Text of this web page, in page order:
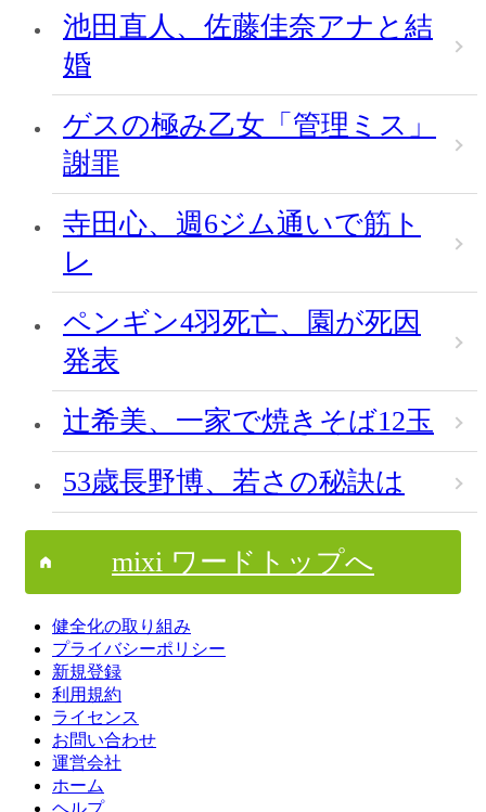
池田直人、佐藤佳奈アナと結
婚
ゲスの極み乙女「管理ミス」
謝罪
寺田心、週6ジム通いで筋ト
レ
ペンギン4羽死亡、園が死因
発表
辻希美、一家で焼きそば12玉
53歳長野博、若さの秘訣は
mixi ワードトップへ
健全化の取り組み
プライバシーポリシー
新規登録
利用規約
ライセンス
お問い合わせ
運営会社
ホーム
ヘルプ